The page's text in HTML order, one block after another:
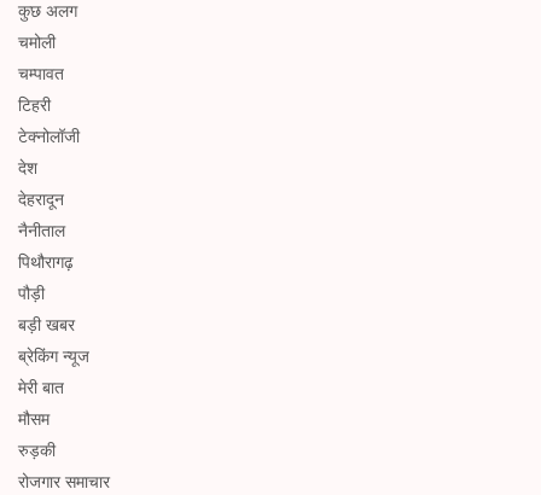
कुछ अलग
चमोली
चम्पावत
टिहरी
टेक्नोलॉजी
देश
देहरादून
नैनीताल
पिथौरागढ़
पौड़ी
बड़ी खबर
ब्रेकिंग न्यूज
मेरी बात
मौसम
रुड़की
रोजगार समाचार